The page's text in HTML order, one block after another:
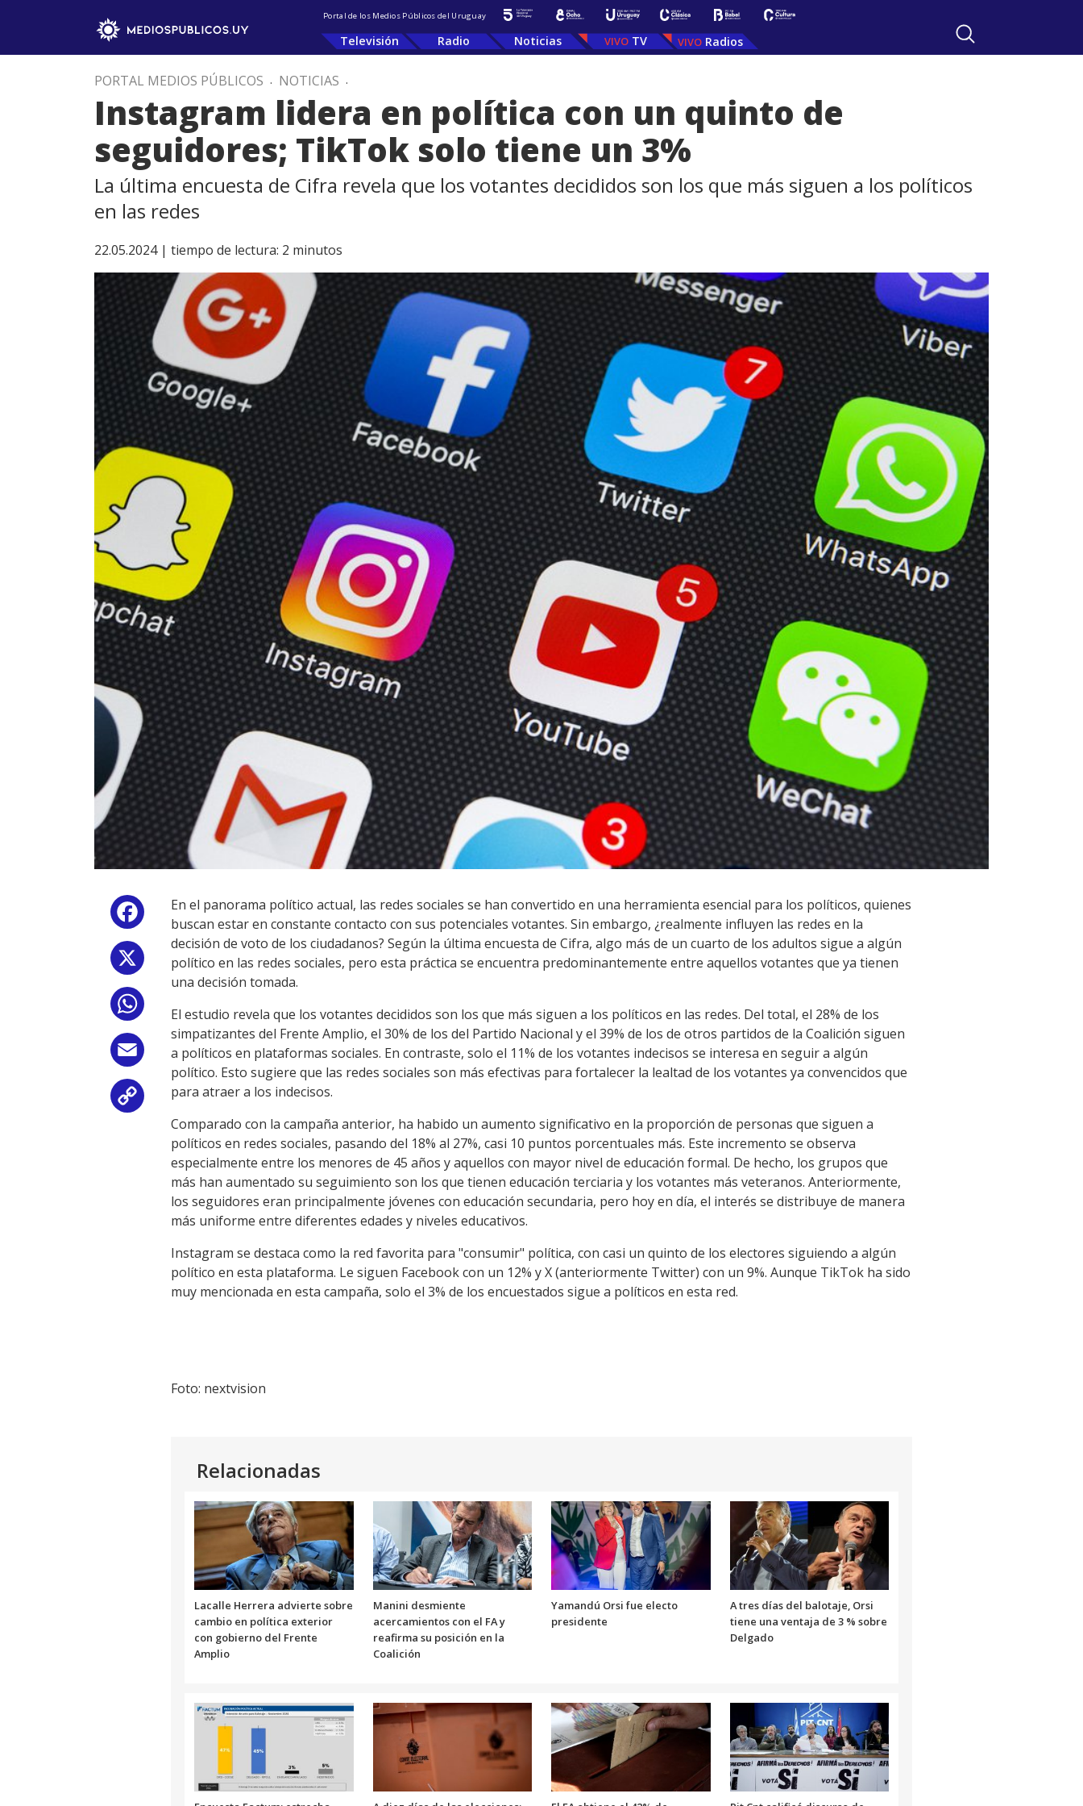
Portal de los Medios Públicos del Uruguay
Televisión Radio Noticias TV Radios
PORTAL MEDIOS PÚBLICOS . NOTICIAS .
Instagram lidera en política con un quinto de
seguidores; TikTok solo tiene un 3%
La última encuesta de Cifra revela que los votantes decididos son los que más siguen a los políticos
en las redes
22.05.2024 | tiempo de lectura: 2 minutos
Facebook
WhatsApp
Email
Copy
Link
En el panorama político actual, las redes sociales se han convertido en una herramienta esencial para los políticos, quienes
buscan estar en constante contacto con sus potenciales votantes. Sin embargo, ¿realmente influyen las redes en la
decisión de voto de los ciudadanos? Según la última encuesta de Cifra, algo más de un cuarto de los adultos sigue a algún
político en las redes sociales, pero esta práctica se encuentra predominantemente entre aquellos votantes que ya tienen
una decisión tomada.
El estudio revela que los votantes decididos son los que más siguen a los políticos en las redes. Del total, el 28% de los
simpatizantes del Frente Amplio, el 30% de los del Partido Nacional y el 39% de los de otros partidos de la Coalición siguen
a políticos en plataformas sociales. En contraste, solo el 11% de los votantes indecisos se interesa en seguir a algún
político. Esto sugiere que las redes sociales son más efectivas para fortalecer la lealtad de los votantes ya convencidos que
para atraer a los indecisos.
Comparado con la campaña anterior, ha habido un aumento significativo en la proporción de personas que siguen a
políticos en redes sociales, pasando del 18% al 27%, casi 10 puntos porcentuales más. Este incremento se observa
especialmente entre los menores de 45 años y aquellos con mayor nivel de educación formal. De hecho, los grupos que
más han aumentado su seguimiento son los que tienen educación terciaria y los votantes más veteranos. Anteriormente,
los seguidores eran principalmente jóvenes con educación secundaria, pero hoy en día, el interés se distribuye de manera
más uniforme entre diferentes edades y niveles educativos.
Instagram se destaca como la red favorita para "consumir" política, con casi un quinto de los electores siguiendo a algún
político en esta plataforma. Le siguen Facebook con un 12% y X (anteriormente Twitter) con un 9%. Aunque TikTok ha sido
muy mencionada en esta campaña, solo el 3% de los encuestados sigue a políticos en esta red.
Foto: nextvision
Relacionadas
Lacalle Herrera advierte sobre
cambio en política exterior
con gobierno del Frente
Amplio
Manini desmiente
acercamientos con el FA y
reafirma su posición en la
Coalición
Yamandú Orsi fue electo
presidente
A tres días del balotaje, Orsi
tiene una ventaja de 3 % sobre
Delgado